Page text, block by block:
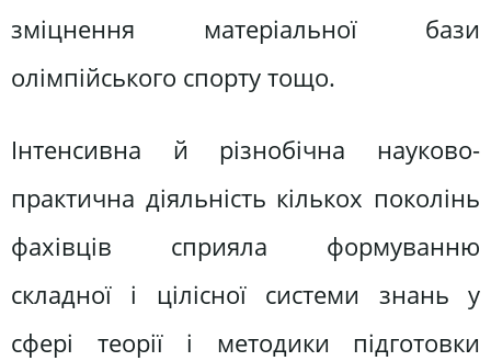
зміцнення матеріальної бази
олімпійського спорту тощо.
Інтенсивна й різнобічна науково-
практична діяльність кількох поколінь
фахівців сприяла формуванню
складної і цілісної системи знань у
сфері теорії і методики підготовки